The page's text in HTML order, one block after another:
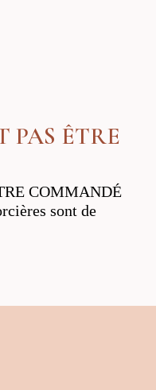
PAS ÊTRE
COMMANDÉ
sont de